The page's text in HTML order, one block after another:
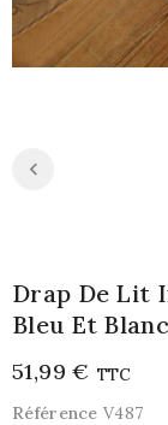
Drap De Lit
Bleu Et Blanc
51,99 € TTC
Référence V487